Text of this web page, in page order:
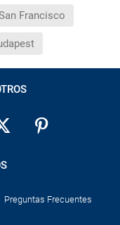
Francisco
Preguntas Frecuentes